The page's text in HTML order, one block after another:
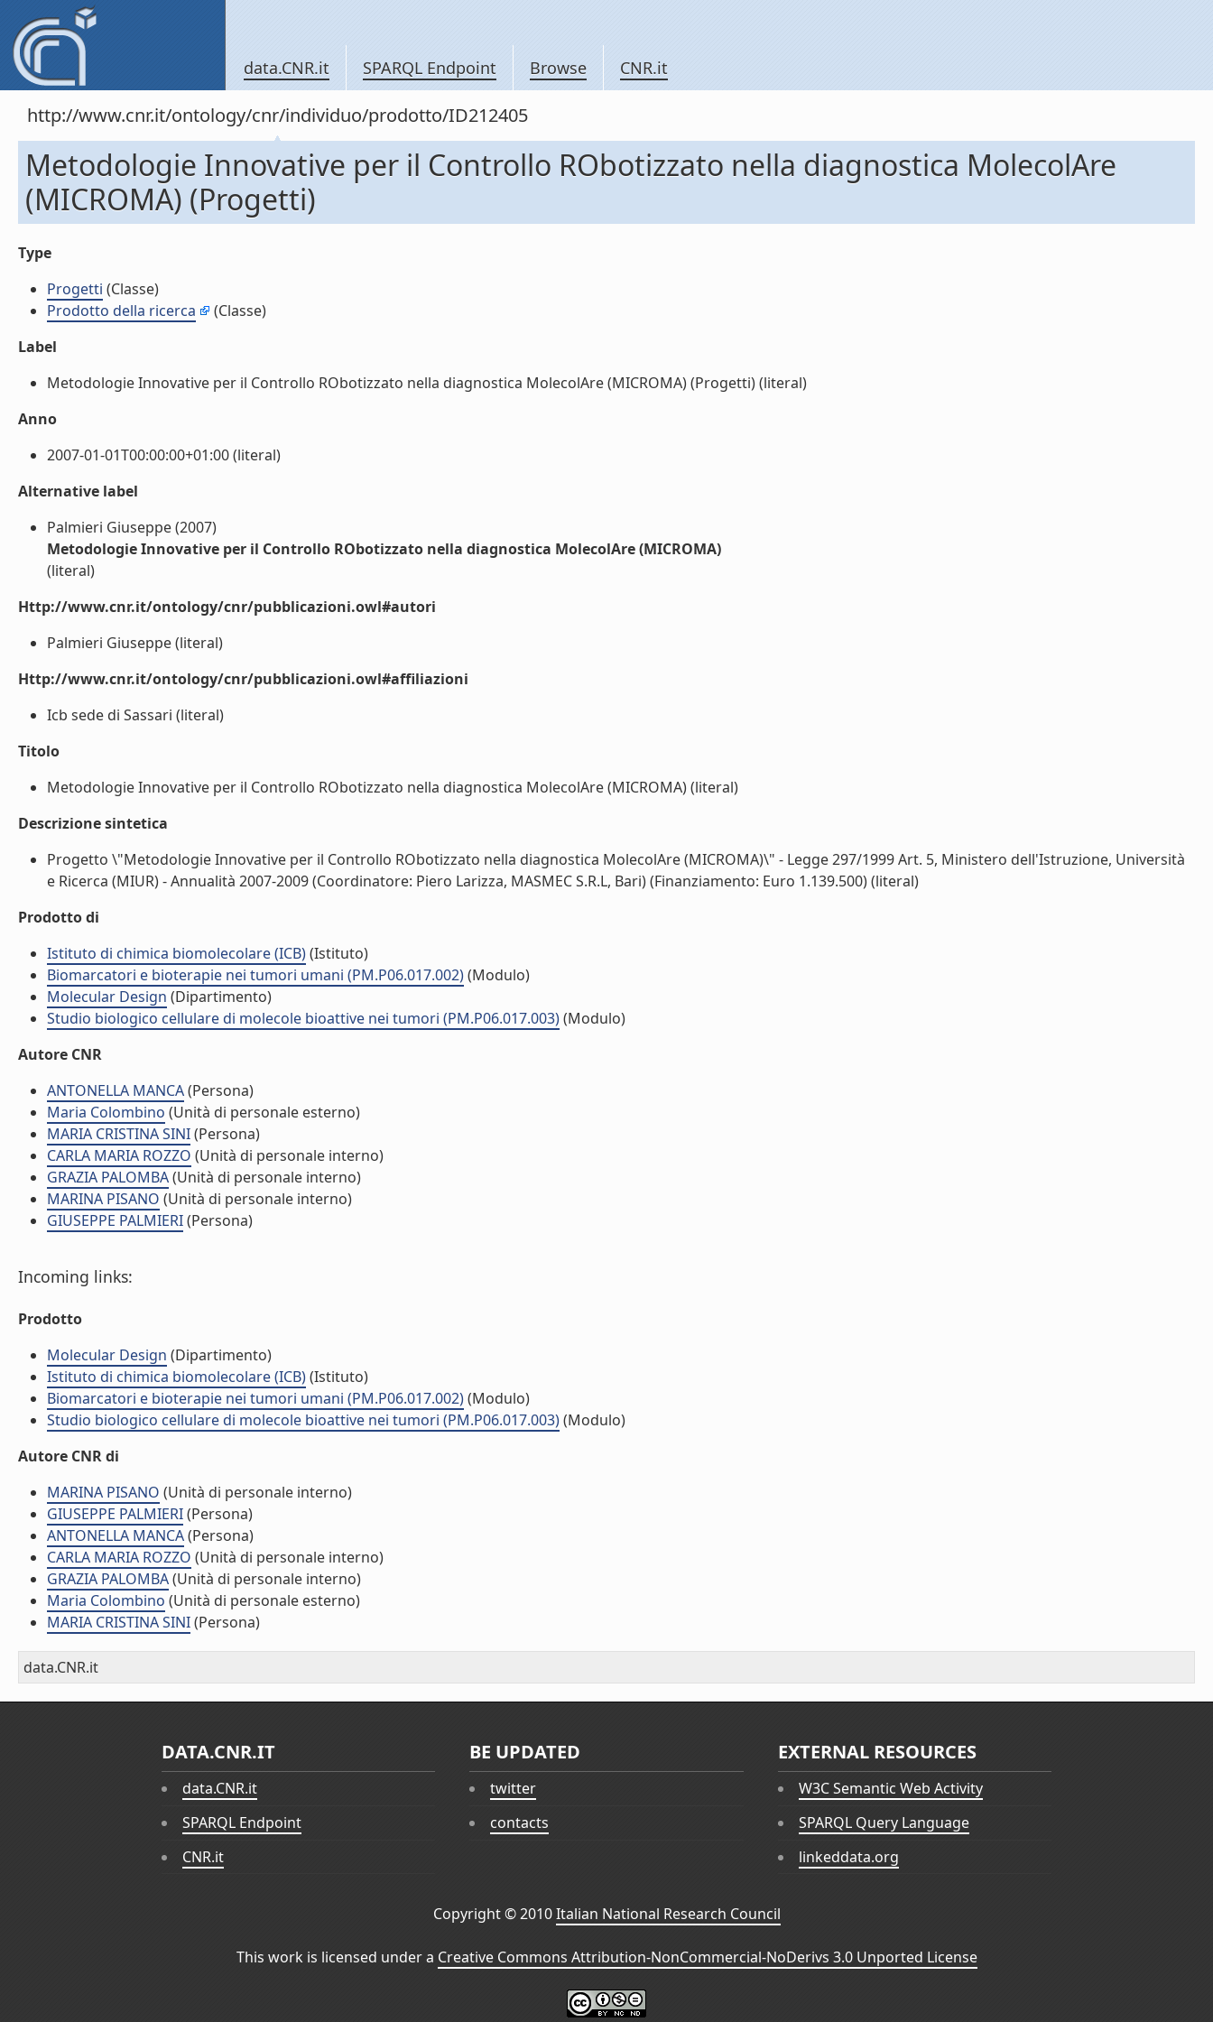
data.CNR.it SPARQL Endpoint Browse CNR.it
http://www.cnr.it/ontology/cnr/individuo/prodotto/ID212405
Metodologie Innovative per il Controllo RObotizzato nella diagnostica MolecolAre
(MICROMA) (Progetti)
Type
Progetti (Classe)
Prodotto della ricerca
(Classe)
Label
Metodologie Innovative per il Controllo RObotizzato nella diagnostica MolecolAre (MICROMA) (Progetti) (literal)
Anno
2007-01-01T00:00:00+01:00 (literal)
Alternative label
Palmieri Giuseppe (2007)
Metodologie Innovative per il Controllo RObotizzato nella diagnostica MolecolAre (MICROMA)
(literal)
Http://www.cnr.it/ontology/cnr/pubblicazioni.owl#autori
Palmieri Giuseppe (literal)
Http://www.cnr.it/ontology/cnr/pubblicazioni.owl#affiliazioni
Icb sede di Sassari (literal)
Titolo
Metodologie Innovative per il Controllo RObotizzato nella diagnostica MolecolAre (MICROMA) (literal)
Descrizione sintetica
Progetto \"Metodologie Innovative per il Controllo RObotizzato nella diagnostica MolecolAre (MICROMA)\" - Legge 297/1999 Art. 5, Ministero dell'Istruzione, Università
e Ricerca (MIUR) - Annualità 2007-2009 (Coordinatore: Piero Larizza, MASMEC S.R.L, Bari) (Finanziamento: Euro 1.139.500) (literal)
Prodotto di
Istituto di chimica biomolecolare (ICB)(Istituto)
Biomarcatori e bioterapie nei tumori umani (PM.P06.017.002)(Modulo)
Molecular Design (Dipartimento)
Studio biologico cellulare di molecole bioattive nei tumori (PM.P06.017.003)(Modulo)
Autore CNR
ANTONELLA MANCA(Persona)
Maria Colombino (Unità di personale esterno)
MARIA CRISTINA SINI(Persona)
CARLA MARIA ROZZO (Unità di personale interno)
GRAZIA PALOMBA(Unità di personale interno)
MARINA PISANO (Unità di personale interno)
GIUSEPPE PALMIERI(Persona)
Incoming links:
Prodotto
Molecular Design (Dipartimento)
Istituto di chimica biomolecolare (ICB)(Istituto)
Biomarcatori e bioterapie nei tumori umani (PM.P06.017.002)(Modulo)
Studio biologico cellulare di molecole bioattive nei tumori (PM.P06.017.003)(Modulo)
Autore CNR di
MARINA PISANO (Unità di personale interno)
GIUSEPPE PALMIERI(Persona)
ANTONELLA MANCA(Persona)
CARLA MARIA ROZZO (Unità di personale interno)
GRAZIA PALOMBA(Unità di personale interno)
Maria Colombino (Unità di personale esterno)
MARIA CRISTINA SINI(Persona)
data.CNR.it
DATA.CNR.IT
data.CNR.it
SPARQL Endpoint
CNR.it
BE UPDATED
twitter
contacts
EXTERNAL RESOURCES
W3C Semantic Web Activity
SPARQL Query Language
linkeddata.org
Copyright © 2010Italian National Research Council
This work is licensed under a Creative Commons Attribution-NonCommercial-NoDerivs 3.0 Unported License